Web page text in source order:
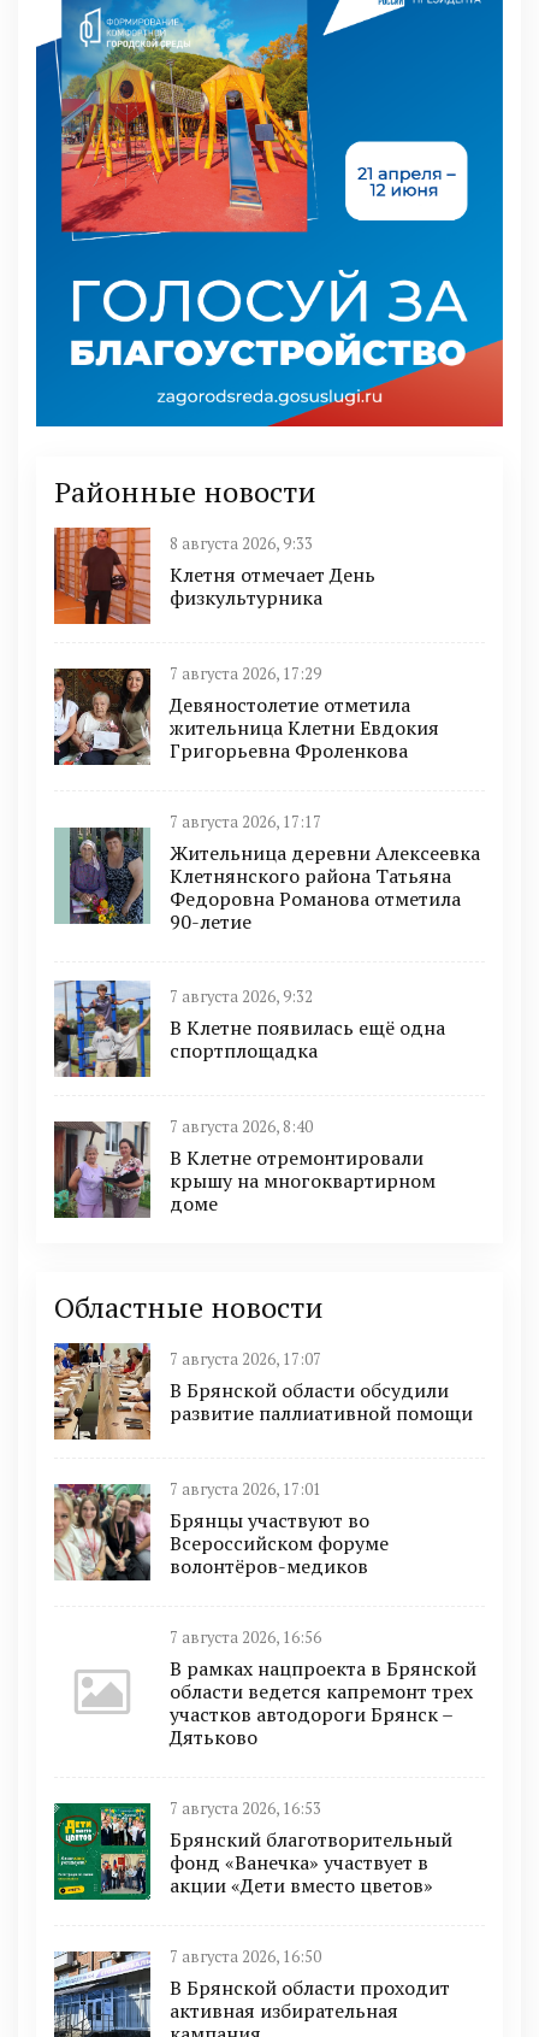
Районные новости
8 августа 2026, 9:33
Клетня отмечает День
физкультурника
7 августа 2026, 17:29
Девяностолетие отметила
жительница Клетни Евдокия
Григорьевна Фроленкова
7 августа 2026, 17:17
Жительница деревни Алексеевка
Клетнянского района Татьяна
Федоровна Романова отметила
90-летие
7 августа 2026, 9:32
В Клетне появилась ещё одна
спортплощадка
7 августа 2026, 8:40
В Клетне отремонтировали
крышу на многоквартирном
доме
Областные новости
7 августа 2026, 17:07
В Брянской области обсудили
развитие паллиативной помощи
7 августа 2026, 17:01
Брянцы участвуют во
Всероссийском форуме
волонтёров-медиков
7 августа 2026, 16:56
В рамках нацпроекта в Брянской
области ведется капремонт трех
участков автодороги Брянск –
Дятьково
7 августа 2026, 16:53
Брянский благотворительный
фонд «Ванечка» участвует в
акции «Дети вместо цветов»
7 августа 2026, 16:50
В Брянской области проходит
активная избирательная